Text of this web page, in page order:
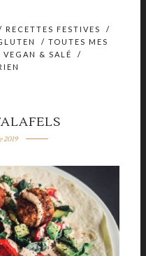
RECETTES FESTIVES
/
/ TOUTES MES
VEGAN & SALÉ
/
2019